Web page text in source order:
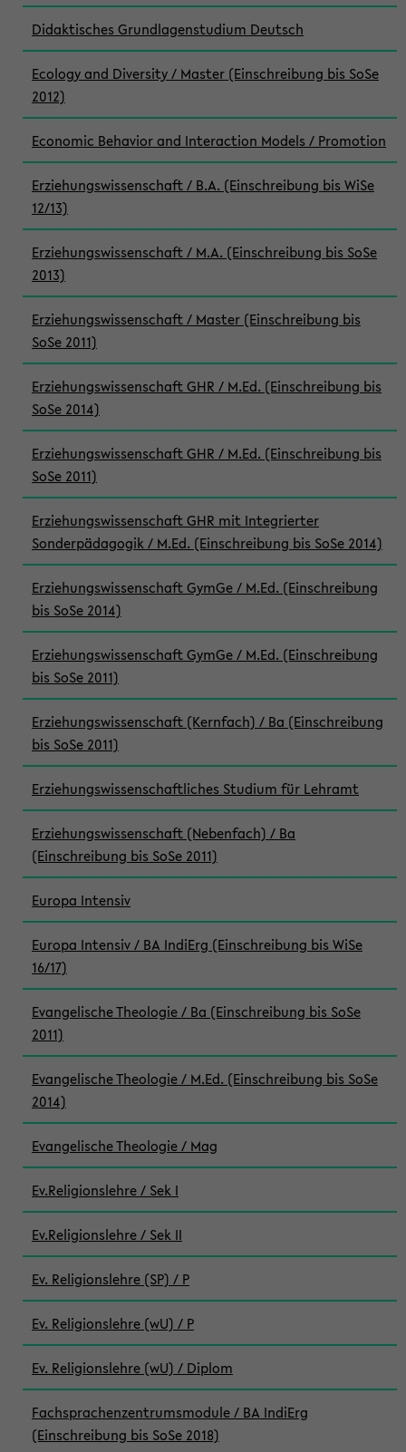
Didaktisches Grundlagenstudium Deutsch
Ecology and Diversity / Master (Einschreibung bis SoSe
2012)
Economic Behavior and Interaction Models / Promotion
Erziehungswissenschaft / B.A. (Einschreibung bis WiSe
12/13)
Erziehungswissenschaft / M.A. (Einschreibung bis SoSe
2013)
Erziehungswissenschaft / Master (Einschreibung bis
SoSe 2011)
Erziehungswissenschaft GHR / M.Ed. (Einschreibung bis
SoSe 2014)
Erziehungswissenschaft GHR / M.Ed. (Einschreibung bis
SoSe 2011)
Erziehungswissenschaft GHR mit Integrierter
Sonderpädagogik / M.Ed. (Einschreibung bis SoSe 2014)
Erziehungswissenschaft GymGe / M.Ed. (Einschreibung
bis SoSe 2014)
Erziehungswissenschaft GymGe / M.Ed. (Einschreibung
bis SoSe 2011)
Erziehungswissenschaft (Kernfach) / Ba (Einschreibung
bis SoSe 2011)
Erziehungswissenschaftliches Studium für Lehramt
Erziehungswissenschaft (Nebenfach) / Ba
(Einschreibung bis SoSe 2011)
Europa Intensiv
Europa Intensiv / BA IndiErg (Einschreibung bis WiSe
16/17)
Evangelische Theologie / Ba (Einschreibung bis SoSe
2011)
Evangelische Theologie / M.Ed. (Einschreibung bis SoSe
2014)
Evangelische Theologie / Mag
Ev.Religionslehre / Sek I
Ev.Religionslehre / Sek II
Ev. Religionslehre (SP) / P
Ev. Religionslehre (wU) / P
Ev. Religionslehre (wU) / Diplom
Fachsprachenzentrumsmodule / BA IndiErg
(Einschreibung bis SoSe 2018)